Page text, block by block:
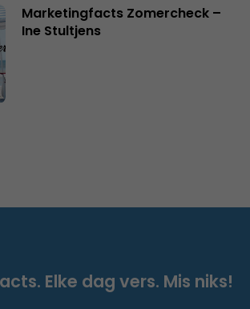
Marketingfacts Zomercheck –
Ine Stultjens
Elke dag vers. Mis niks!